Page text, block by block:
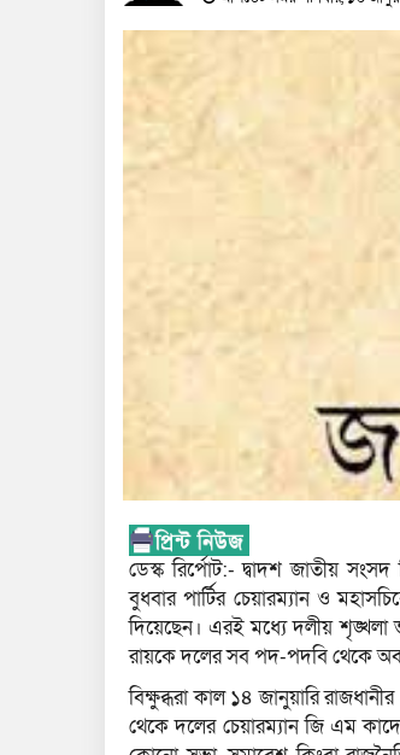
ডেস্ক রির্পোট:- দ্বাদশ জাতীয় সংসদ
বুধবার পার্টির চেয়ারম্যান ও
দিয়েছেন। এরই মধ্যে দলীয় শৃঙ্খলা
রায়কে দলের সব পদ-পদবি থেকে
বিক্ষুব্ধরা কাল ১৪ জানুয়ারি
থেকে দলের চেয়ারম্যান জি এম